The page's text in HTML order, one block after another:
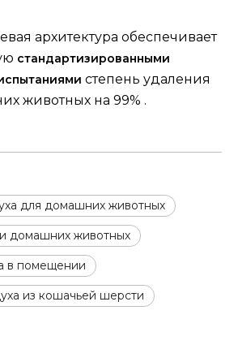
архитектура обеспечивает
стандартизированными
степень удаления
животных на 99% .
для домашних животных
домашних животных
в помещении
из кошачьей шерсти